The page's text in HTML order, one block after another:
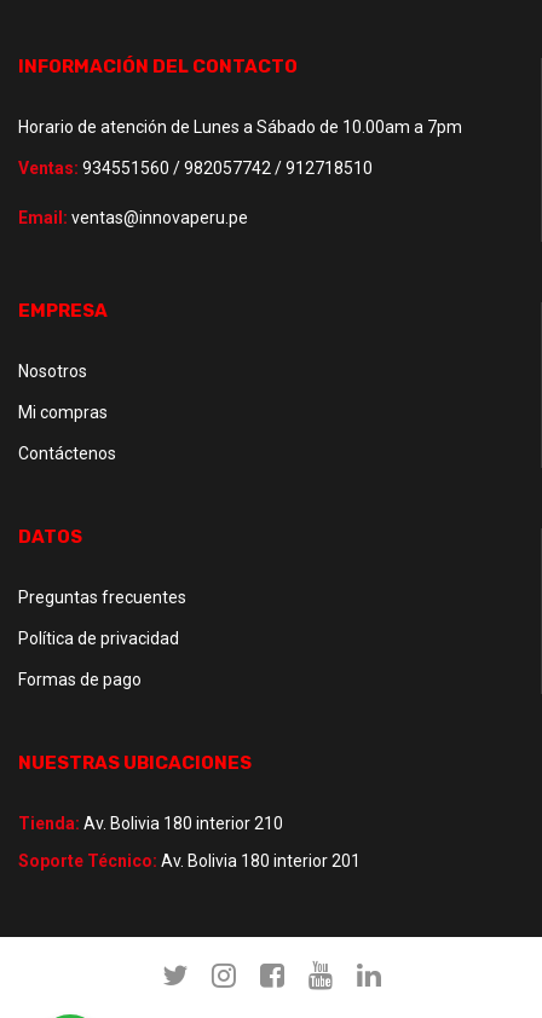
INFORMACIÓN DEL CONTACTO
Horario de atención de Lunes a Sábado de 10.00am a 7pm
Ventas: 934551560 / 982057742 / 912718510
Email: ventas@innovaperu.pe
EMPRESA
Nosotros
Mi compras
Contáctenos
DATOS
Preguntas frecuentes
Política de privacidad
Formas de pago
NUESTRAS UBICACIONES
Tienda: Av. Bolivia 180 interior 210
Soporte Técnico: Av. Bolivia 180 interior 201